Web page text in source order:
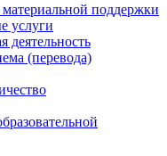
поддержки
услуги
деятельность
(перевода)